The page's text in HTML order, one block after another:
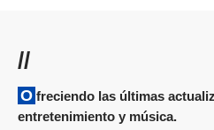
//
Ofreciendo las últimas actualizaciones y noticias sobre
entretenimiento y música.